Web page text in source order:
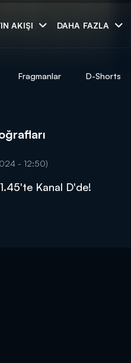
AKIŞI DAHA FAZLA
Fragmanlar D-Shorts
- 12:50)
Kanal D'de!